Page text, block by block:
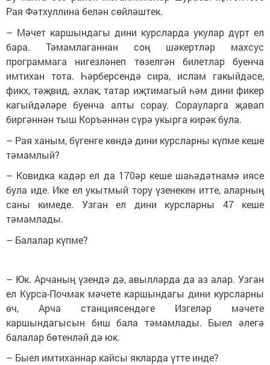
Рая Фәтхуллина белән сөйләштек.
– Мәчет каршындагы дини курсларда укулар дүрт ел
бара. Тәмамлаганнан соң шәкертләр махсус
программага нигезләнеп төзелгән билетлар буенча
имтихан тота. Һәрберсендә сира, ислам гакыйдәсе,
фикх, тәҗвид, әхлак, татар иҗтимагый һәм дини фикер
кагыйдәләре буенча алты сорау. Сорауларга җавап
биргәннән тыш Коръәннән сүрә укырга кирәк була.
– Рая ханым, бүгенге көндә дини курсларны күпме кеше
тәмамлый?
– Ковидка кадәр ел да 170әр кеше шаһәдәтнамә иясе
була иде. Ике ел укытмый тору үзенекен итте, аларның
саны кимеде. Узган ел дини курсларны 47 кеше
тәмамлады.
– Балалар күпме?
– Юк. Арчаның үзендә дә, авылларда да аз алар. Узган
ел Курса-Почмак мәчете каршындагы дини курсларны
өч, Арча станциясендәге Изгеләр мәчете
каршындагысын биш бала тәмамлады. Быел әлегә
балалар бөтенләй дә юк.
– Быел имтиханнар кайсы якларда үтте инде?